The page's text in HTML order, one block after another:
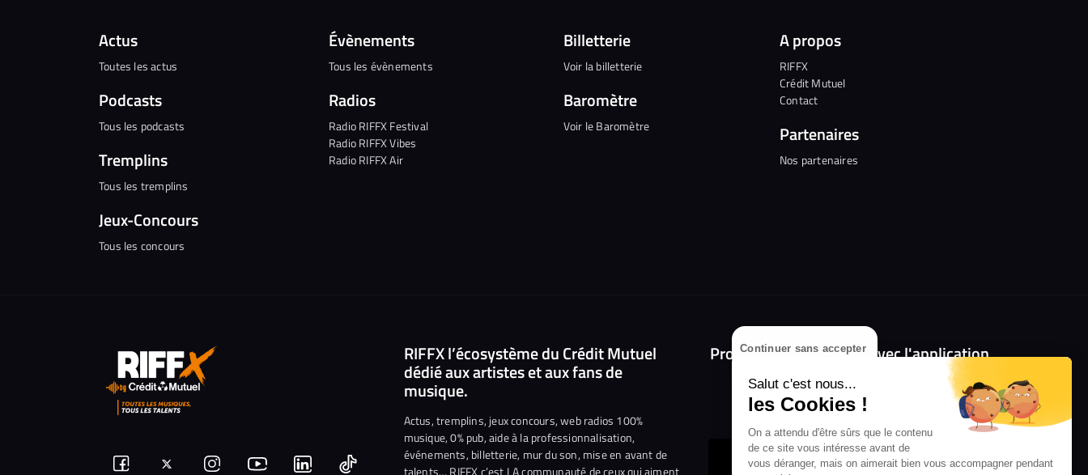
Continuer sans accepter
Salut c'est nous...
les Cookies !
On a attendu d'être sûrs que le contenu
de ce site vous intéresse avant de
vous déranger, mais on aimerait bien vous accompagner pendant
Actus
Toutes les actus
Podcasts
Tous les podcasts
Tremplins
Tous les tremplins
Jeux-Concours
Tous les concours
Évènements
Tous les évènements
Radios
Radio RIFFX Festival
Radio RIFFX Vibes
Radio RIFFX Air
Billetterie
Voir la billetterie
Baromètre
Voir le Baromètre
A propos
RIFFX
Crédit Mutuel
Contact
Partenaires
Nos partenaires
RIFFX l’écosystème du Crédit Mutuel
dédié aux artistes et aux fans de
musique.
Actus, tremplins, jeux concours, web radios 100%
musique, 0% pub, aide à la professionnalisation,
événements, billetterie, mur du son, mise en avant de
Prolongez l'expérience avec l'application
RIFFX !
Disponible sur l'App Store et Google Play